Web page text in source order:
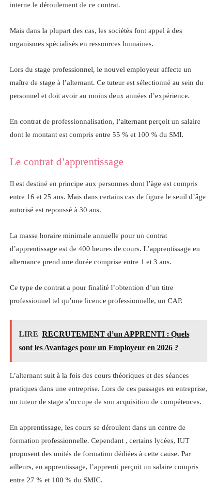
interne le déroulement de ce contrat.
Mais dans la plupart des cas, les sociétés font appel à des
organismes spécialisés en ressources humaines.
Lors du stage professionnel, le nouvel employeur affecte un
maître de stage à l’alternant. Ce tuteur est sélectionné au sein du
personnel et doit avoir au moins deux années d’expérience.
En contrat de professionnalisation, l’alternant perçoit un salaire
dont le montant est compris entre 55 % et 100 % du SMI.
Le contrat d’apprentissage
Il est destiné en principe aux personnes dont l’âge est compris
entre 16 et 25 ans. Mais dans certains cas de figure le seuil d’âge
autorisé est repoussé à 30 ans.
La masse horaire minimale annuelle pour un contrat
d’apprentissage est de 400 heures de cours. L’apprentissage en
alternance prend une durée comprise entre 1 et 3 ans.
Ce type de contrat a pour finalité l’obtention d’un titre
professionnel tel qu’une licence professionnelle, un CAP.
LIRE RECRUTEMENT d’un APPRENTI : Quels
sont les Avantages pour un Employeur en 2026 ?
L’alternant suit à la fois des cours théoriques et des séances
pratiques dans une entreprise. Lors de ces passages en entreprise,
un tuteur de stage s’occupe de son acquisition de compétences.
En apprentissage, les cours se déroulent dans un centre de
formation professionnelle. Cependant , certains lycées, IUT
proposent des unités de formation dédiées à cette cause. Par
ailleurs, en apprentissage, l’apprenti perçoit un salaire compris
entre 27 % et 100 % du SMIC.